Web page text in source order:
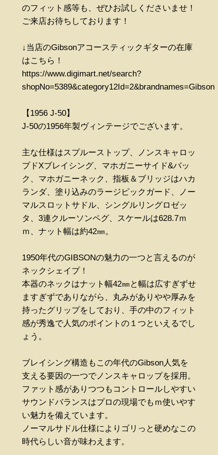
のフィット感等も、ぜひお試しくださいませ！
ご来店お待ちしております！
↓当店のGibsonアコースティックギターの在庫
はこちら！
https://www.digimart.net/search?
shopNo=5389&category12Id=2&brandnames=Gibson
【1956 J-50】
J-50の1956年製ヴィンテージでございます。
主な仕様はスプルーストップ、ノンスキャロッ
プドXブレイシング、マホガニーサイド&バッ
ク、マホガニーネック、指板＆ブリッジはハカ
ランダ、塗り込みのラージピックガード、ノー
マルスロットサドル、シングルリングロゼッ
タ、3連クルーソンペグ、スケールは628.7ｍ
ｍ、ナット幅は約42㎜。
1950年代のGIBSONの魅力の一つと言えるのが
ネックシェイプ！
本器のネックはナット幅42㎜と幅は広すぎずせ
ますぎずでありながら、丸みがありやや厚みを
持ったグリップをしており、手の中のフィット
感が秀逸で人気のポイントの１つといえるでし
ょう。
ブレイシング構造もこの年代のGibson人気を
支える要因の一つでノンスキャロップを採用。
ファット感がありつつもコントロールしやすい
サウンドバランスはプロの現場でもｍ使いやす
い魅力を備えています。
ノーマルサドル仕様によりゴリっと硬めなこの
時代らしい音が味わえます。